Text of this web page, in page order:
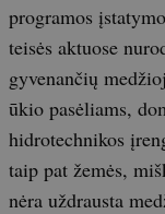
programos
teisės aktuose
gyvenančių
ūkio pasėliams,
hidrotechnikos
taip pat žemės,
nėra uždrausta